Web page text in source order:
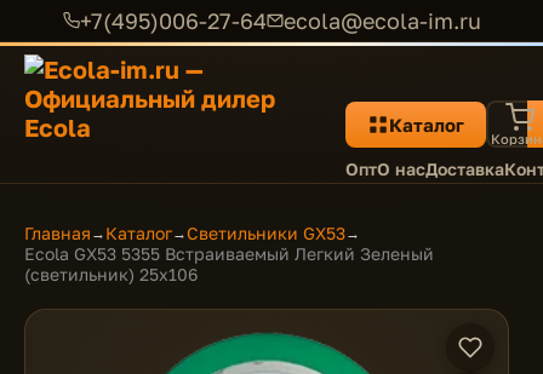
+7(495)006-27-64 ecola@ecola-im.ru
Каталог
ОптО насДоставка
Главная → Каталог→Светильники GX53→
Ecola GX53 5355 Встраиваемый Легкий Зеленый
(светильник) 25x106